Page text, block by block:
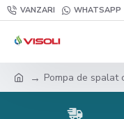
VANZARI WHATSAPP
Pompa de spalat